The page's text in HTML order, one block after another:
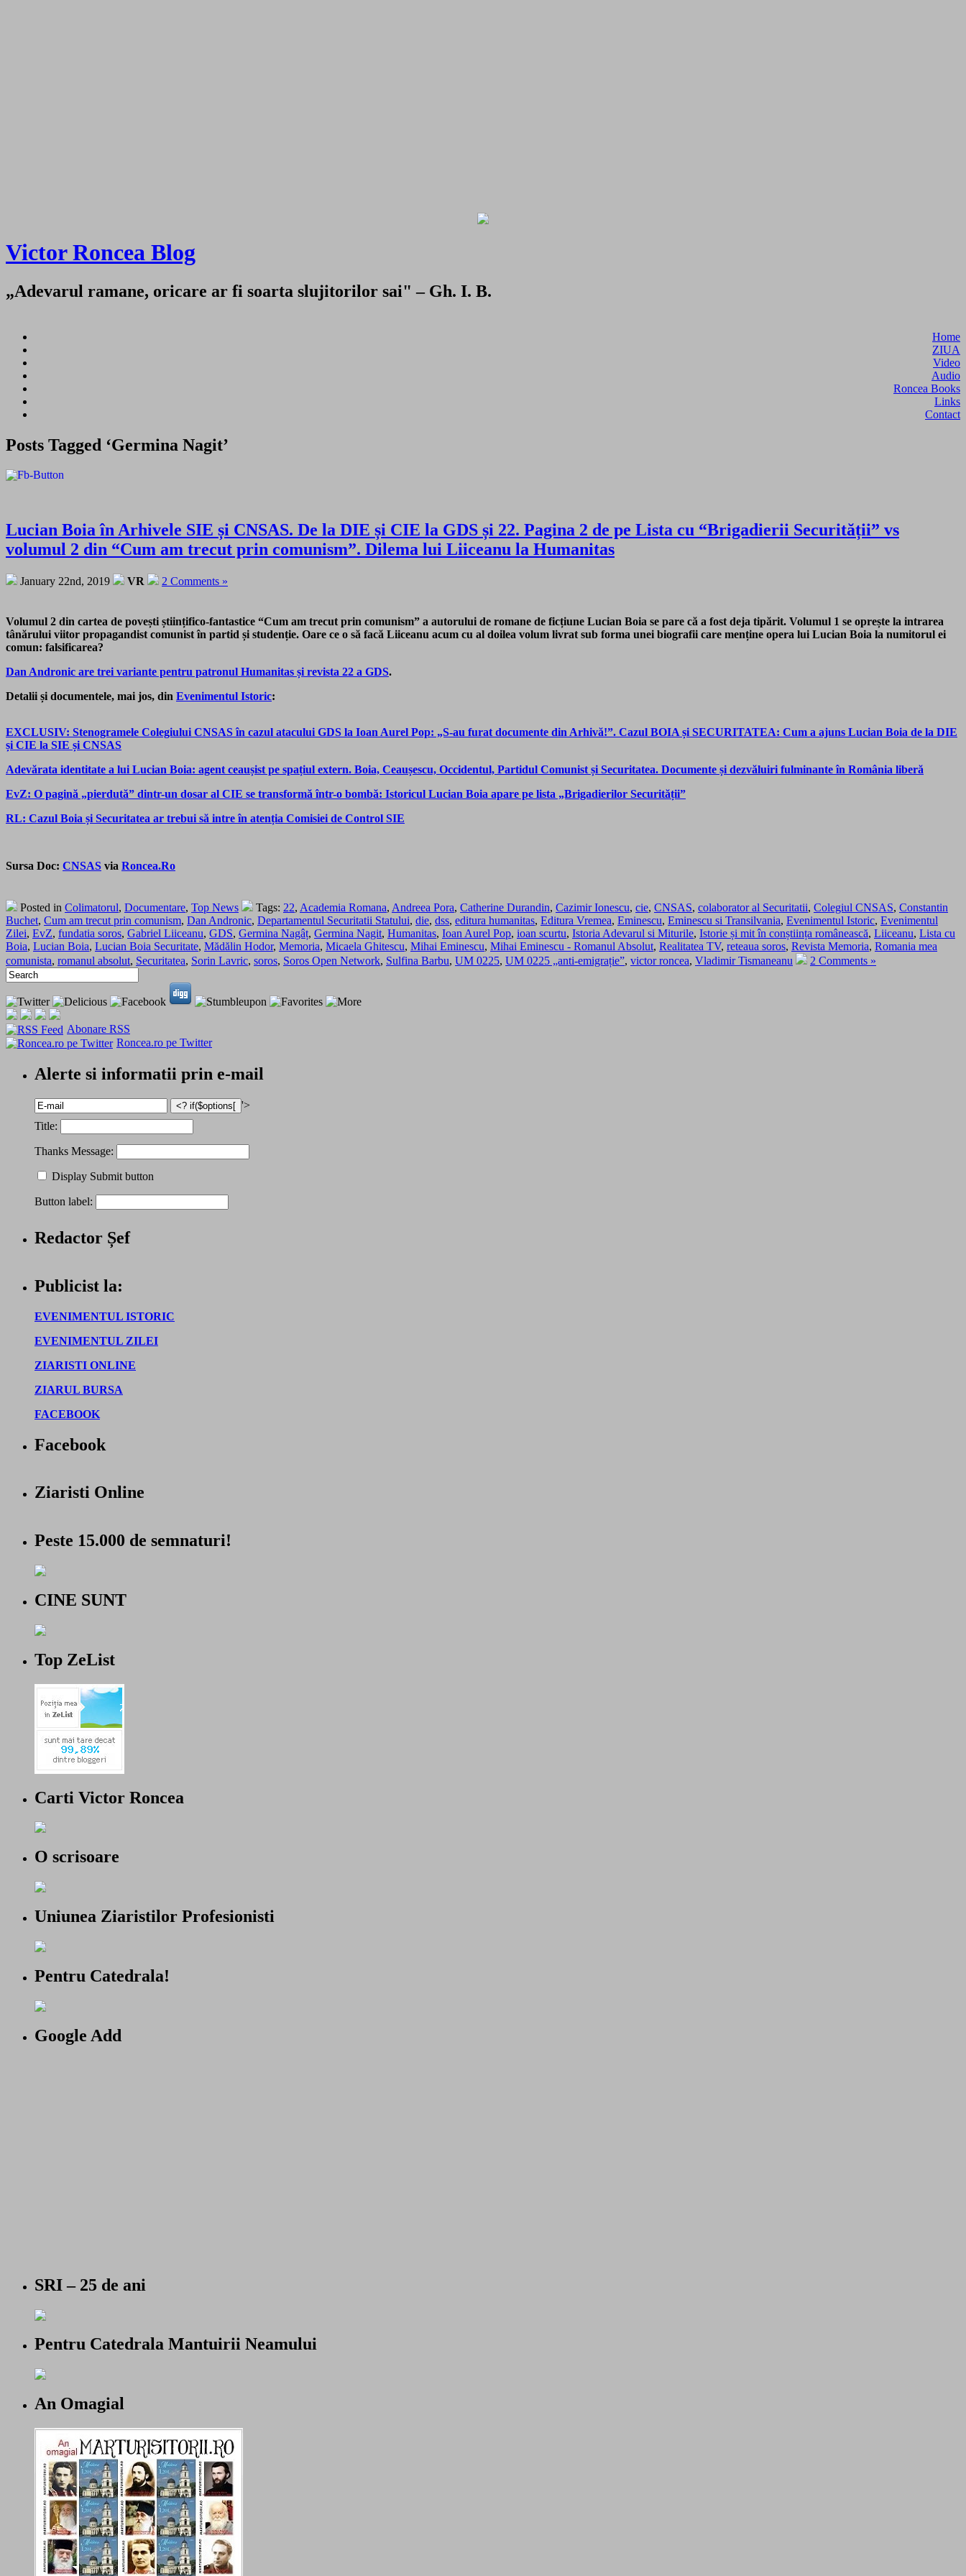
Victor Roncea Blog
„Adevarul ramane, oricare ar fi soarta slujitorilor sai" – Gh. I. B.
Home
ZIUA
Video
Audio
Roncea Books
Links
Contact
Posts Tagged ‘Germina Nagit’
Lucian Boia în Arhivele SIE și CNSAS. De la DIE și CIE la GDS și 22. Pagina 2 de pe Lista cu “Brigadierii Securității” vs
volumul 2 din “Cum am trecut prin comunism”. Dilema lui Liiceanu la Humanitas
January 22nd, 2019 VR 2 Comments »
Volumul 2 din cartea de povești științifico-fantastice “Cum am trecut prin comunism” a autorului de romane de ficțiune Lucian Boia se pare că a fost deja tipărit. Volumul 1 se oprește la intrarea
tânărului viitor propagandist comunist în partid și studenție. Oare ce o să facă Liiceanu acum cu al doilea volum livrat sub forma unei biografii care menține opera lui Lucian Boia la numitorul ei
comun: falsificarea?
Dan Andronic are trei variante pentru patronul Humanitas și revista 22 a GDS.
Detalii și documentele, mai jos, din Evenimentul Istoric:
EXCLUSIV: Stenogramele Colegiului CNSAS în cazul atacului GDS la Ioan Aurel Pop: „S-au furat documente din Arhivă!”. Cazul BOIA și SECURITATEA: Cum a ajuns Lucian Boia de la DIE
și CIE la SIE și CNSAS
Adevărata identitate a lui Lucian Boia: agent ceaușist pe spațiul extern. Boia, Ceaușescu, Occidentul, Partidul Comunist și Securitatea. Documente și dezvăluiri fulminante în România liberă
EvZ: O pagină „pierdută” dintr-un dosar al CIE se transformă într-o bombă: Istoricul Lucian Boia apare pe lista „Brigadierilor Securității”
RL: Cazul Boia și Securitatea ar trebui să intre în atenția Comisiei de Control SIE
Sursa Doc: CNSAS via Roncea.Ro
Posted in Colimatorul, Documentare, Top News Tags: 22, Academia Romana, Andreea Pora, Catherine Durandin, Cazimir Ionescu, cie, CNSAS, colaborator al Securitatii, Colegiul CNSAS, Constantin
Buchet, Cum am trecut prin comunism, Dan Andronic, Departamentul Securitatii Statului, die, dss, editura humanitas, Editura Vremea, Eminescu, Eminescu si Transilvania, Evenimentul Istoric, Evenimentul
Zilei, EvZ, fundatia soros, Gabriel Liiceanu, GDS, Germina Nagâț, Germina Nagit, Humanitas, Ioan Aurel Pop, ioan scurtu, Istoria Adevarul si Miturile, Istorie și mit în conștiința românească, Liiceanu, Lista cu
Boia, Lucian Boia, Lucian Boia Securitate, Mădălin Hodor, Memoria, Micaela Ghitescu, Mihai Eminescu, Mihai Eminescu - Romanul Absolut, Realitatea TV, reteaua soros, Revista Memoria, Romania mea
comunista, romanul absolut, Securitatea, Sorin Lavric, soros, Soros Open Network, Sulfina Barbu, UM 0225, UM 0225 „anti-emigrație”, victor roncea, Vladimir Tismaneanu 2 Comments »
Abonare RSS
Roncea.ro pe Twitter
Alerte si informatii prin e-mail
'>
Title:
Thanks Message:
Display Submit button
Button label:
Redactor Șef
Publicist la:
EVENIMENTUL ISTORIC
EVENIMENTUL ZILEI
ZIARISTI ONLINE
ZIARUL BURSA
FACEBOOK
Facebook
Ziaristi Online
Peste 15.000 de semnaturi!
CINE SUNT
Top ZeList
Carti Victor Roncea
O scrisoare
Uniunea Ziaristilor Profesionisti
Pentru Catedrala!
Google Add
SRI – 25 de ani
Pentru Catedrala Mantuirii Neamului
An Omagial